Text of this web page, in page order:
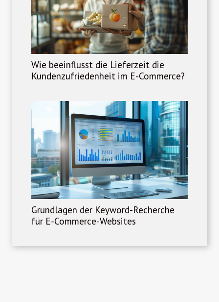
Wie beeinflusst die Lieferzeit die
Kundenzufriedenheit im E-Commerce?
Grundlagen der Keyword-Recherche
für E-Commerce-Websites